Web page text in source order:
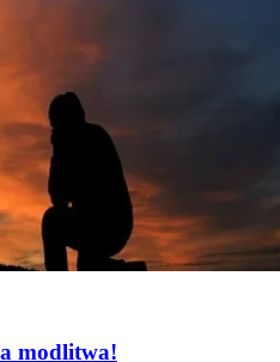
modlitwa!